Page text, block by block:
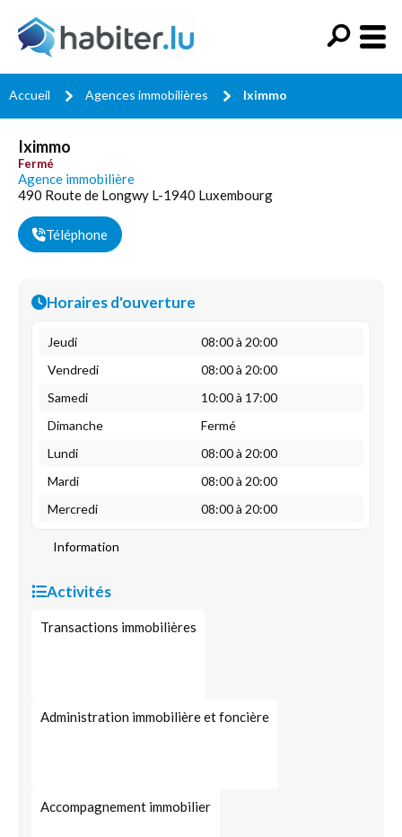
Accueil Agences immobilières Iximmo
Iximmo
Fermé
Agence immobilière
490 Route de Longwy L-1940 Luxembourg
Téléphone
Horaires d'ouverture
Jeudi
08:00 à 20:00
Vendredi
08:00 à 20:00
Samedi
10:00 à 17:00
Dimanche
Fermé
Lundi
08:00 à 20:00
Mardi
08:00 à 20:00
Mercredi
08:00 à 20:00
Information
Activités
Transactions immobilières
Administration immobilière et foncière
Accompagnement immobilier